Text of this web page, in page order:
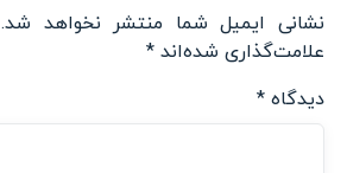
نشانی ایمیل شما منتشر نخواهد شد.
علامت‌گذاری شده‌اند *
دیدگاه *